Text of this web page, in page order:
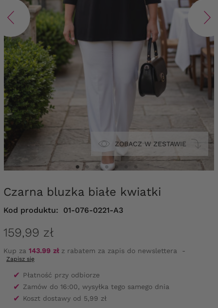
ZOBACZ W ZESTAWIE
Czarna bluzka białe kwiatki
Kod produktu: 01-076-0221-A3
159,99 zł
Kup za 143.99 złz rabatem za zapis do newslettera -
Zapisz się
✔ Płatność przy odbiorze
✔ Zamów do 16:00, wysyłka tego samego dnia
✔ Koszt dostawy od 5,99 zł